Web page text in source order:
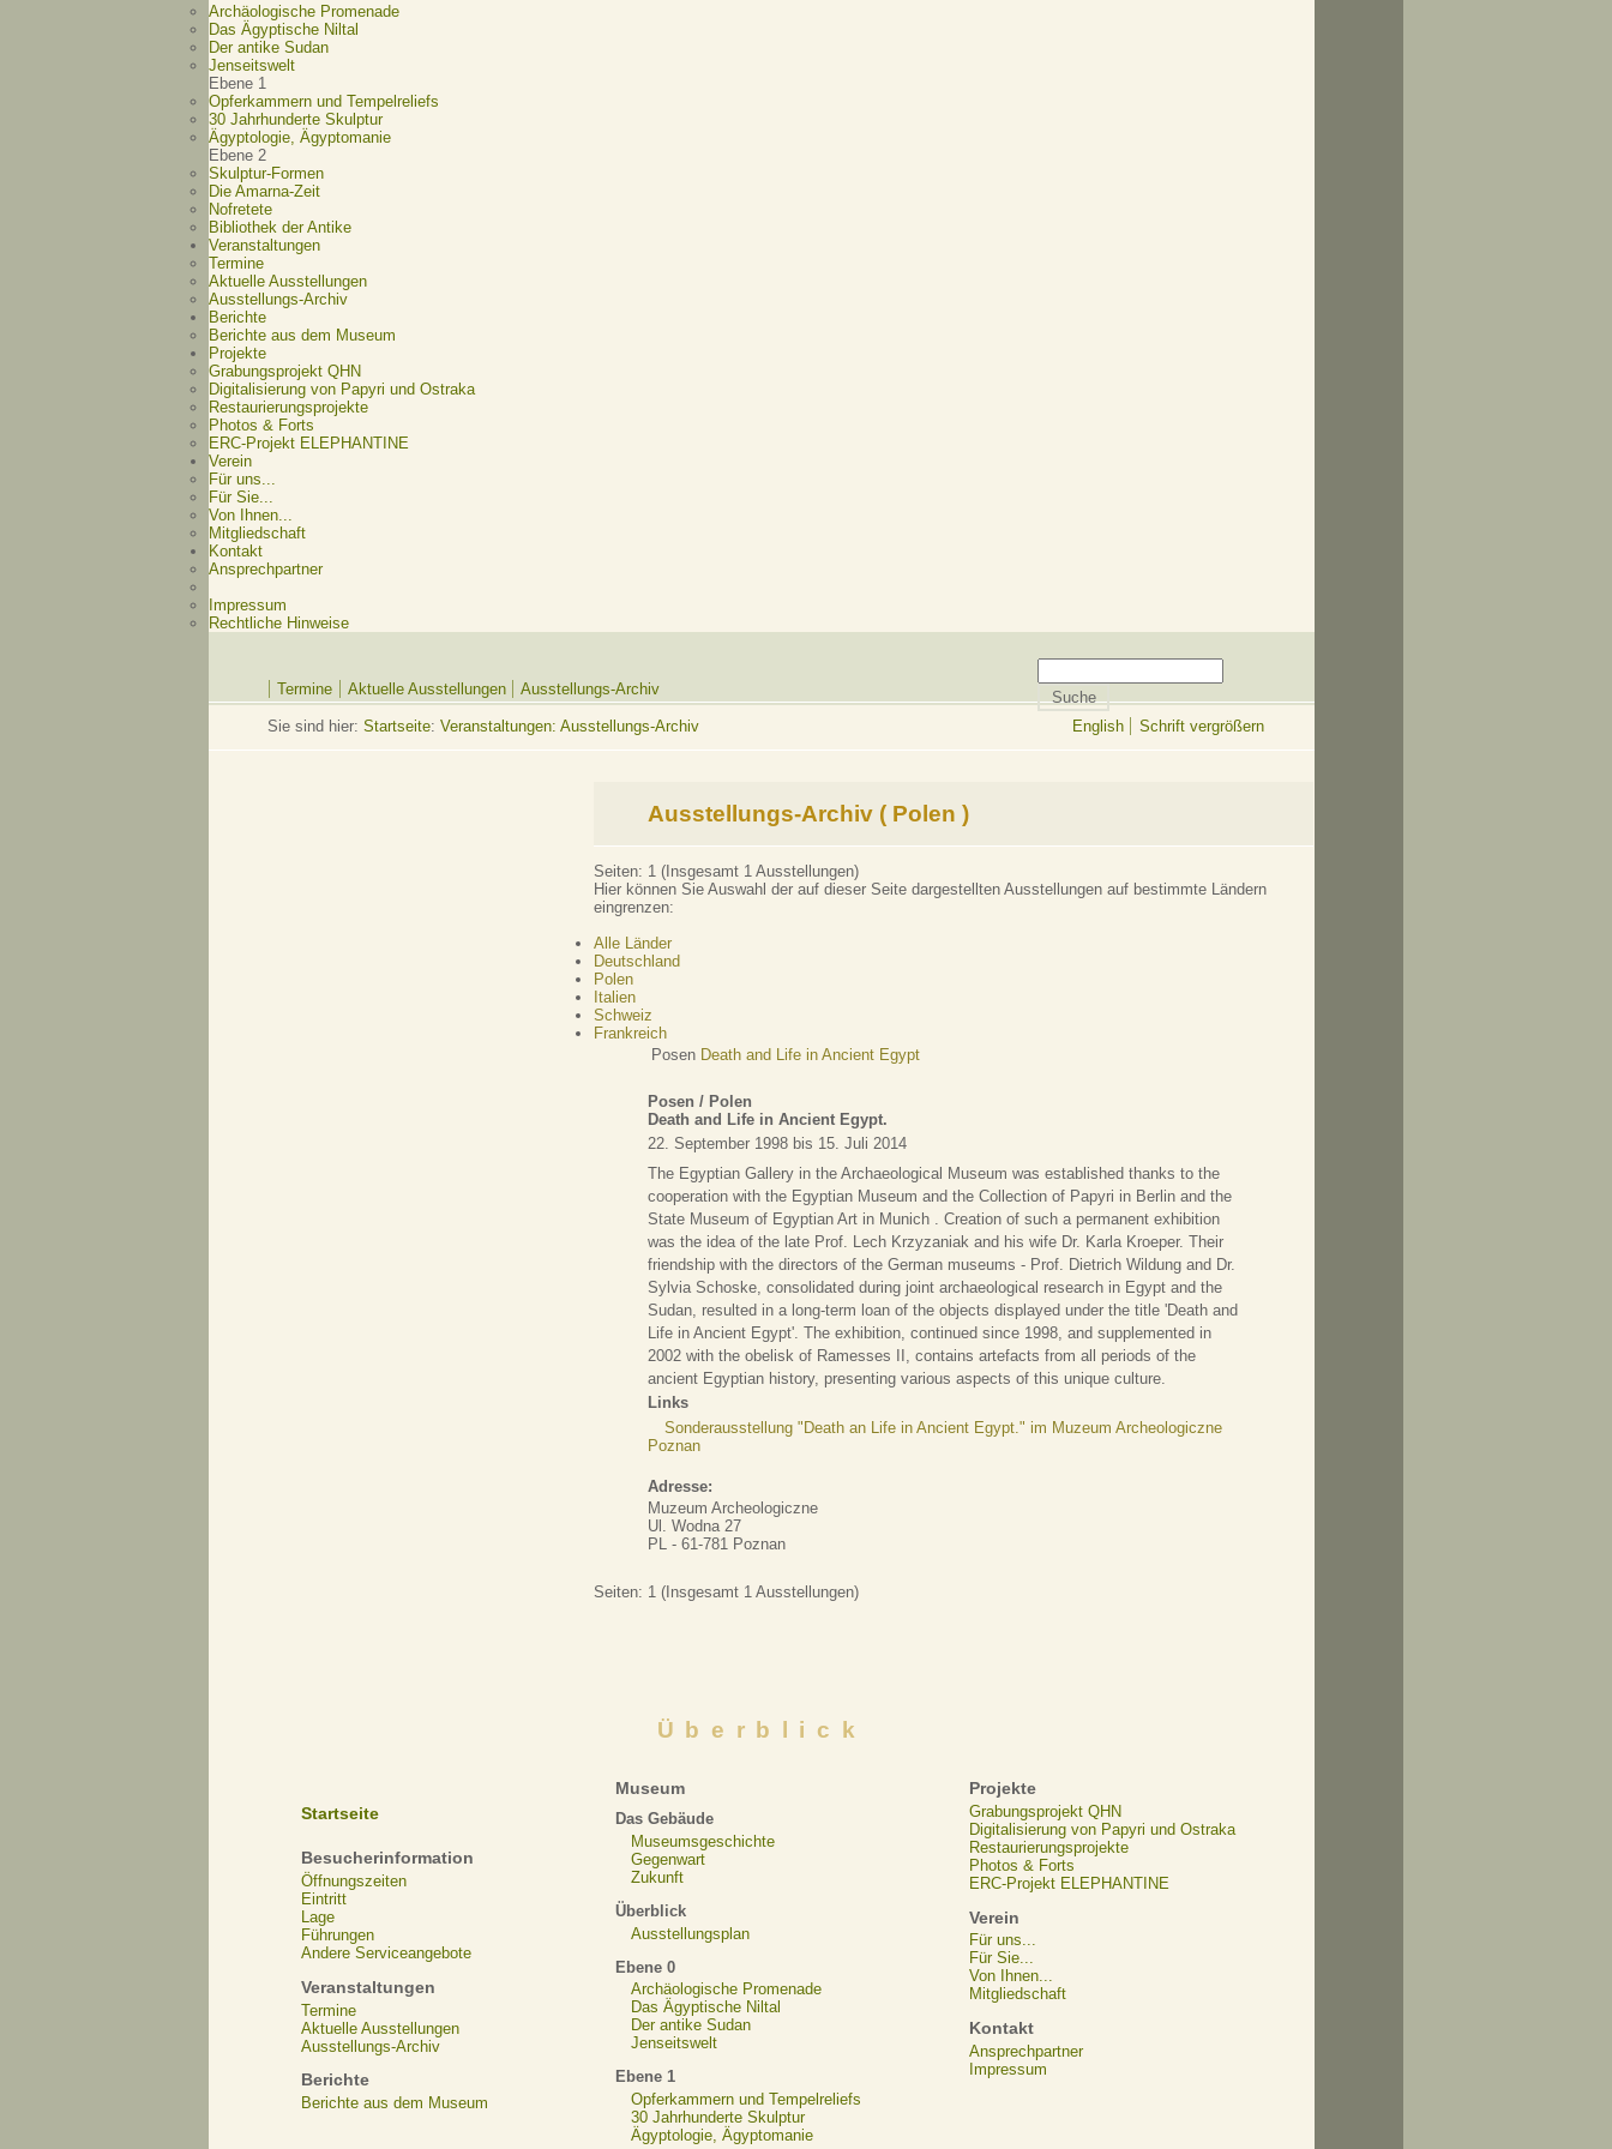
Archäologische Promenade
Das Ägyptische Niltal
Der antike Sudan
Jenseitswelt
Ebene 1
Opferkammern und Tempelreliefs
30 Jahrhunderte Skulptur
Ägyptologie, Ägyptomanie
Ebene 2
Skulptur-Formen
Die Amarna-Zeit
Nofretete
Bibliothek der Antike
Veranstaltungen
Termine
Aktuelle Ausstellungen
Ausstellungs-Archiv
Berichte
Berichte aus dem Museum
Projekte
Grabungsprojekt QHN
Digitalisierung von Papyri und Ostraka
Restaurierungsprojekte
Photos & Forts
ERC-Projekt ELEPHANTINE
Verein
Für uns...
Für Sie...
Von Ihnen...
Mitgliedschaft
Kontakt
Ansprechpartner
Impressum
Rechtliche Hinweise
Termine Aktuelle Ausstellungen Ausstellungs-Archiv
Sie sind hier: Startseite: Veranstaltungen: Ausstellungs-Archiv English Schrift vergrößern
Ausstellungs-Archiv ( Polen )
Seiten: 1 (Insgesamt 1 Ausstellungen)
Hier können Sie Auswahl der auf dieser Seite dargestellten Ausstellungen auf bestimmte Ländern
eingrenzen:
Alle Länder
Deutschland
Polen
Italien
Schweiz
Frankreich
Posen Death and Life in Ancient Egypt
Posen / Polen
Death and Life in Ancient Egypt.
22. September 1998 bis 15. Juli 2014
The Egyptian Gallery in the Archaeological Museum was established thanks to the
cooperation with the Egyptian Museum and the Collection of Papyri in Berlin and the
State Museum of Egyptian Art in Munich . Creation of such a permanent exhibition
was the idea of the late Prof. Lech Krzyzaniak and his wife Dr. Karla Kroeper. Their
friendship with the directors of the German museums - Prof. Dietrich Wildung and Dr.
Sylvia Schoske, consolidated during joint archaeological research in Egypt and the
Sudan, resulted in a long-term loan of the objects displayed under the title 'Death and
Life in Ancient Egypt'. The exhibition, continued since 1998, and supplemented in
2002 with the obelisk of Ramesses II, contains artefacts from all periods of the
ancient Egyptian history, presenting various aspects of this unique culture.
Links
Sonderausstellung "Death an Life in Ancient Egypt." im Muzeum Archeologiczne
Poznan
Adresse:
Muzeum Archeologiczne
Ul. Wodna 27
PL - 61-781 Poznan
Seiten: 1 (Insgesamt 1 Ausstellungen)
Überblick
Startseite
Besucherinformation
Öffnungszeiten
Eintritt
Lage
Führungen
Andere Serviceangebote
Veranstaltungen
Termine
Aktuelle Ausstellungen
Ausstellungs-Archiv
Berichte
Berichte aus dem Museum
Museum
Das Gebäude
Museumsgeschichte
Gegenwart
Zukunft
Überblick
Ausstellungsplan
Ebene 0
Archäologische Promenade
Das Ägyptische Niltal
Der antike Sudan
Jenseitswelt
Ebene 1
Opferkammern und Tempelreliefs
30 Jahrhunderte Skulptur
Ägyptologie, Ägyptomanie
Projekte
Grabungsprojekt QHN
Digitalisierung von Papyri und Ostraka
Restaurierungsprojekte
Photos & Forts
ERC-Projekt ELEPHANTINE
Verein
Für uns...
Für Sie...
Von Ihnen...
Mitgliedschaft
Kontakt
Ansprechpartner
Impressum